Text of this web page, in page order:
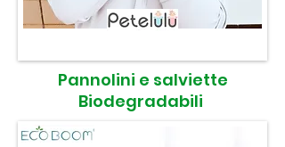
Pannolini e salviette
Biodegradabili